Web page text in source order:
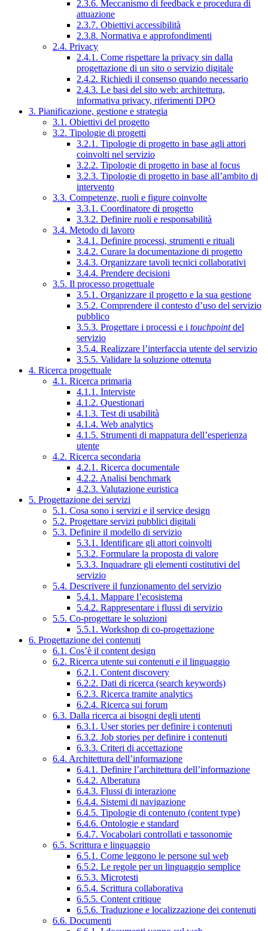
2.3.6. Meccanismo di feedback e procedura di
attuazione
2.3.7. Obiettivi accessibilità
2.3.8. Normativa e approfondimenti
2.4. Privacy
2.4.1. Come rispettare la privacy sin dalla
progettazione di un sito o servizio digitale
2.4.2. Richiedi il consenso quando necessario
2.4.3. Le basi del sito web: architettura,
informativa privacy, riferimenti DPO
3. Pianificazione, gestione e strategia
3.1. Obiettivi del progetto
3.2. Tipologie di progetti
3.2.1. Tipologie di progetto in base agli attori
coinvolti nel servizio
3.2.2. Tipologie di progetto in base al focus
3.2.3. Tipologie di progetto in base all’ambito di
intervento
3.3. Competenze, ruoli e figure coinvolte
3.3.1. Coordinatore di progetto
3.3.2. Definire ruoli e responsabilità
3.4. Metodo di lavoro
3.4.1. Definire processi, strumenti e rituali
3.4.2. Curare la documentazione di progetto
3.4.3. Organizzare tavoli tecnici collaborativi
3.4.4. Prendere decisioni
3.5. Il processo progettuale
3.5.1. Organizzare il progetto e la sua gestione
3.5.2. Comprendere il contesto d’uso del servizio
pubblico
3.5.3. Progettare i processi e i touchpointdel
servizio
3.5.4. Realizzare l’interfaccia utente del servizio
3.5.5. Validare la soluzione ottenuta
4. Ricerca progettuale
4.1. Ricerca primaria
4.1.1. Interviste
4.1.2. Questionari
4.1.3. Test di usabilità
4.1.4. Web analytics
4.1.5. Strumenti di mappatura dell’esperienza
utente
4.2. Ricerca secondaria
4.2.1. Ricerca documentale
4.2.2. Analisi benchmark
4.2.3. Valutazione euristica
5. Progettazione dei servizi
5.1. Cosa sono i servizi e il service design
5.2. Progettare servizi pubblici digitali
5.3. Definire il modello di servizio
5.3.1. Identificare gli attori coinvolti
5.3.2. Formulare la proposta di valore
5.3.3. Inquadrare gli elementi costitutivi del
servizio
5.4. Descrivere il funzionamento del servizio
5.4.1. Mappare l’ecosistema
5.4.2. Rappresentare i flussi di servizio
5.5. Co-progettare le soluzioni
5.5.1. Workshop di co-progettazione
6. Progettazione dei contenuti
6.1. Cos’è il content design
6.2. Ricerca utente sui contenuti e il linguaggio
6.2.1. Content discovery
6.2.2. Dati di ricerca (search keywords)
6.2.3. Ricerca tramite analytics
6.2.4. Ricerca sui forum
6.3. Dalla ricerca ai bisogni degli utenti
6.3.1. User stories per definire i contenuti
6.3.2. Job stories per definire i contenuti
6.3.3. Criteri di accettazione
6.4. Architettura dell’informazione
6.4.1. Definire l’architettura dell’informazione
6.4.2. Alberatura
6.4.3. Flussi di interazione
6.4.4. Sistemi di navigazione
6.4.5. Tipologie di contenuto (content type)
6.4.6. Ontologie e standard
6.4.7. Vocabolari controllati e tassonomie
6.5. Scrittura e linguaggio
6.5.1. Come leggono le persone sul web
6.5.2. Le regole per un linguaggio semplice
6.5.3. Microtesti
6.5.4. Scrittura collaborativa
6.5.5. Content critique
6.5.6. Traduzione e localizzazione dei contenuti
6.6. Documenti